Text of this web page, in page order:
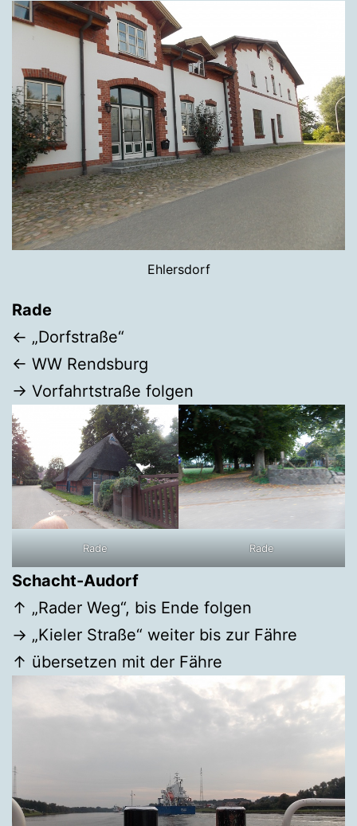
Ehlersdorf
Rade
← „Dorfstraße“
← WW Rendsburg
→ Vorfahrtstraße folgen
Rade Rade
Schacht-Audorf
↑ „Rader Weg“, bis Ende folgen
→ „Kieler Straße“ weiter bis zur Fähre
↑ übersetzen mit der Fähre